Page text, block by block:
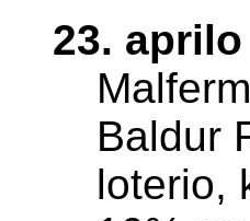
23. aprilo
Baldur
loterio,